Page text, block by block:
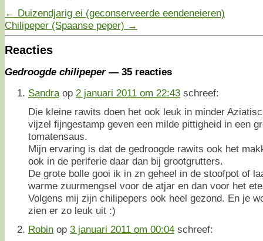
← Duizendjarig ei (geconserveerde eendeneieren)
Chilipeper (Spaanse peper) →
Reacties
Gedroogde chilipeper— 35 reacties
Sandra op 2 januari 2011 om 22:43 schreef:
Die kleine rawits doen het ook leuk in minder
vijzel fijngestamp geven een milde pittigheid in een
tomatensaus.
Mijn ervaring is dat de gedroogde rawits ook het
ook in de periferie daar dan bij grootgrutters.
De grote bolle gooi ik in zn geheel in de stoofpot of
warme zuurmengsel voor de atjar en dan voor het
Volgens mij zijn chilipepers ook heel gezond. En je
zien er zo leuk uit :)
Robin op 3 januari 2011 om 00:04 schreef: